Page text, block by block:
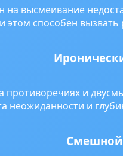
на высмеивание
этом способен
и
неожиданности и